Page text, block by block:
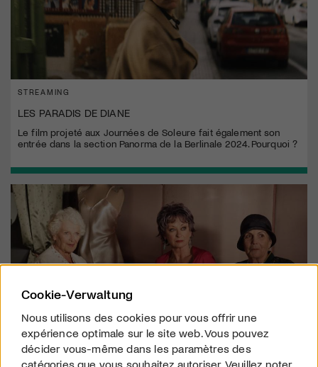
STREAMING
LES PARADIS DE DIANE
Le film projeté aux Journées de Soleure fait également son
entrée dans la section Panorma de la Berlinale 2024. Pourquoi ?
STREAMING
Cookie-Verwaltung
Nous utilisons des cookies pour vous offrir une
expérience optimale sur le site web. Vous pouvez
décider vous-même dans les paramètres des
catégories que vous souhaitez autoriser. Veuillez noter